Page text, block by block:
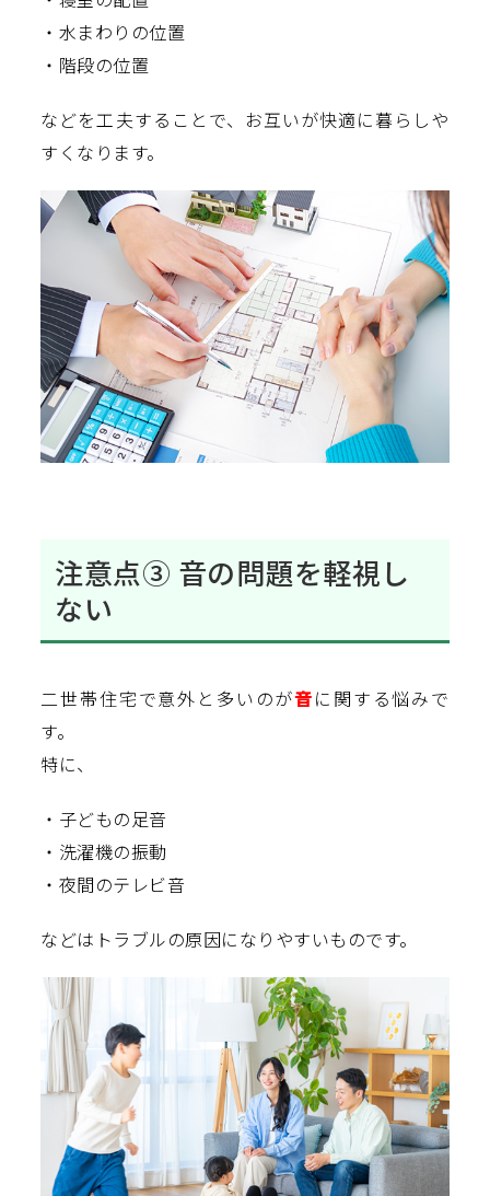
・水まわりの位置
・階段の位置
などを工夫することで、お互いが快適に暮らしや
すくなります。
注意点③ 音の問題を軽視し
ない
二世帯住宅で意外と多いのが音に関する悩みで
す。
特に、
・子どもの足音
・洗濯機の振動
・夜間のテレビ音
などはトラブルの原因になりやすいものです。